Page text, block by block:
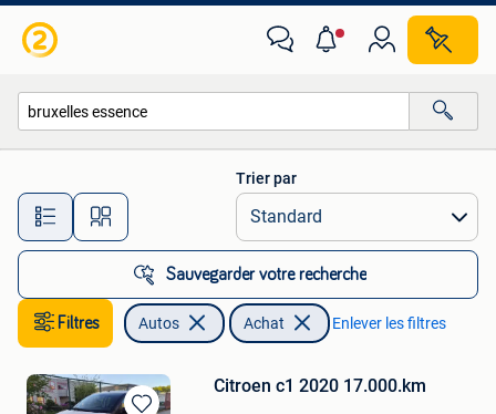
Toutes les distances…
Trier par
Sauvegarder votre recherche
Filtres Autos Achat Enlever les filtres
Citroen c1 2020 17.000.km